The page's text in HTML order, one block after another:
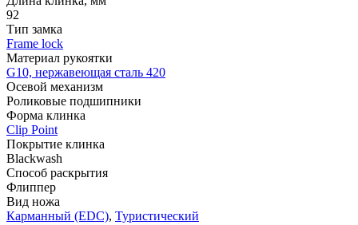
92
Тип замка
Frame lock
Материал рукоятки
G10, нержавеющая сталь 420
Осевой механизм
Роликовые подшипники
Форма клинка
Clip Point
Покрытие клинка
Blackwash
Способ раскрытия
Флиппер
Вид ножа
Карманный (EDC), Туристический